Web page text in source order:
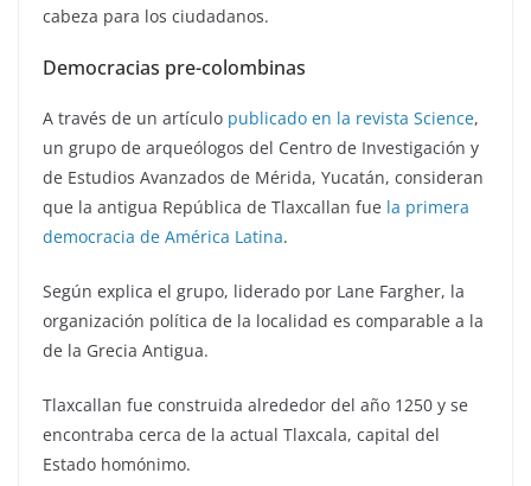
cabeza para los ciudadanos.
Democracias pre-colombinas
A través de un artículo publicado en la revista Science,
un grupo de arqueólogos del Centro de Investigación y
de Estudios Avanzados de Mérida, Yucatán, consideran
que la antigua República de Tlaxcallan fue la primera
democracia de América Latina.
Según explica el grupo, liderado por Lane Fargher, la
organización política de la localidad es comparable a la
de la Grecia Antigua.
Tlaxcallan fue construida alrededor del año 1250 y se
encontraba cerca de la actual Tlaxcala, capital del
Estado homónimo.